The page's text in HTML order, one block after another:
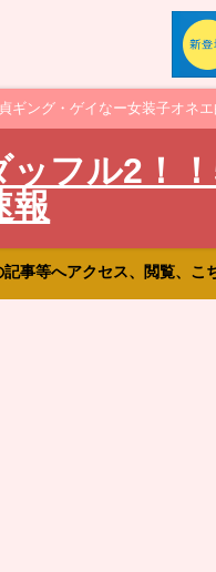
ギング・ゲイなー女装子オネ
ッフル2！
報
事等へアクセス、閲覧、こ